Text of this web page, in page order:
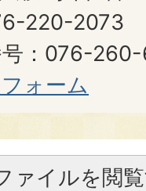
220-2073
：076-
ォーム
ァイルを閲